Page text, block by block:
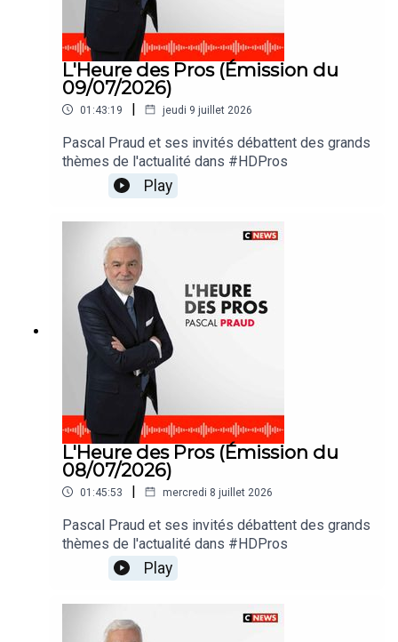
L'Heure des Pros (Émission du
09/07/2026)
01:43:19 | jeudi 9 juillet 2026
Pascal Praud et ses invités débattent des grands
thèmes de l'actualité dans #HDPros
Play
L'Heure des Pros (Émission du
08/07/2026)
01:45:53 | mercredi 8 juillet 2026
Pascal Praud et ses invités débattent des grands
thèmes de l'actualité dans #HDPros
Play